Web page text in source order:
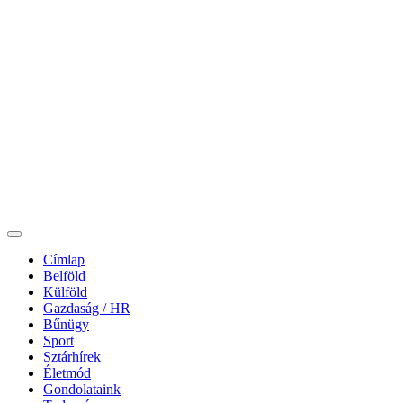
Címlap
Belföld
Külföld
Gazdaság / HR
Bűnügy
Sport
Sztárhírek
Életmód
Gondolataink